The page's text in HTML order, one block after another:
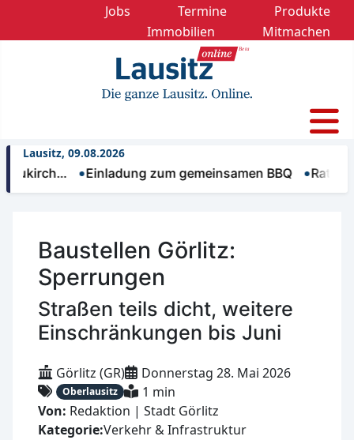
Jobs Termine
Produkte
Immobilien
Mitmachen
Lausitz, 09.08.2026
Einladung zum gemeinsamen BBQ Rathaus
Baustellen Görlitz:
Sperrungen
Straßen teils dicht, weitere
Einschränkungen bis Juni
Görlitz (GR) Donnerstag 28. Mai 2026
Oberlausitz
1 min
Von: Redaktion | Stadt Görlitz
Kategorie:Verkehr & Infrastruktur